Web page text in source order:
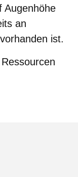
Augenhöhe
an
ist.